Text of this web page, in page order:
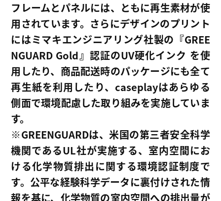
フレームとパネルには、ともに再生素材が使
用されています。さらにデザインのプリント
にはミマキエンジニアリング社製の『GREE
NGUARD Gold』認証のUV硬化インク を使
用したり、商品配送時のパッケージにも全て
再生紙を利用したり、caseplayはあらゆる
側面で環境配慮した取り組みを実施していま
す。
※GREENGUARDは、米国の第三者安全科学
機関であるUL社が実施する、室内空間にお
ける化学物質排出に関する環境認証制度で
す。公平な経験科学データに裏付けされた情
報を基に、化学物質の室内空間への排出量が